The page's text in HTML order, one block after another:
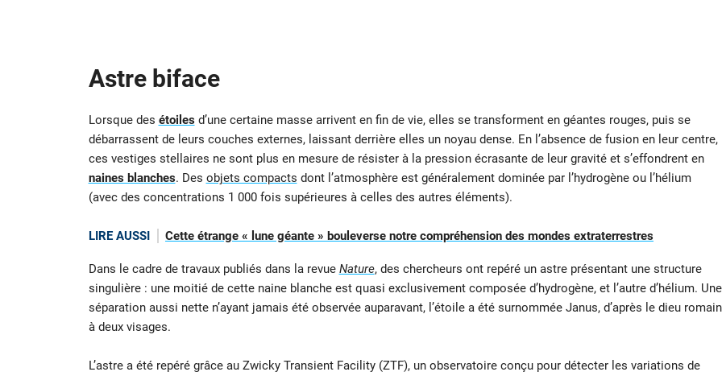
Astre biface
Lorsque des étoilesd’une certaine masse arrivent en fin de vie, elles se transforment en géantes rouges, puis se
débarrassent de leurs couches externes, laissant derrière elles un noyau dense. En l’absence de fusion en leur centre,
ces vestiges stellaires ne sont plus en mesure de résister à la pression écrasante de leur gravité et s’effondrent en
naines blanches. Des objets compacts dont l’atmosphère est généralement dominée par l’hydrogène ou l’hélium
(avec des concentrations 1 000 fois supérieures à celles des autres éléments).
LIRE AUSSI Cette étrange « lune géante » bouleverse notre compréhension des mondes extraterrestres
Dans le cadre de travaux publiés dans la revue Nature, des chercheurs ont repéré un astre présentant une structure
singulière : une moitié de cette naine blanche est quasi exclusivement composée d’hydrogène, et l’autre d’hélium. Une
séparation aussi nette n’ayant jamais été observée auparavant, l’étoile a été surnommée Janus, d’après le dieu romain
à deux visages.
L’astre a été repéré grâce au Zwicky Transient Facility (ZTF), un observatoire conçu pour détecter les variations de